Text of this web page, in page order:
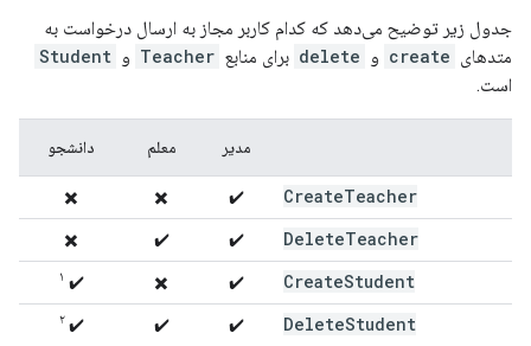
جدول زیر توضیح می‌دهد که کدام کاربر مجاز به ارسال درخواست به
متدهای create و delete برای منابع Teacher و Student
است.
مدیر معلم دانشجو
CreateTeacher
✔️
✖️
✖️
DeleteTeacher
✔️
✔️
✖️
CreateStudent
✔️
✖️
✔️ ۱
DeleteStudent
✔️
✔️
✔️ ۲